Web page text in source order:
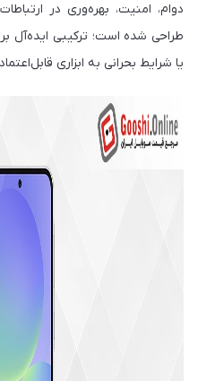
دوام، امنیت، بهره‌وری در
طراحی شده است؛ ترکیبی ایده‌آل
یا شرایط بحرانی به ابزاری